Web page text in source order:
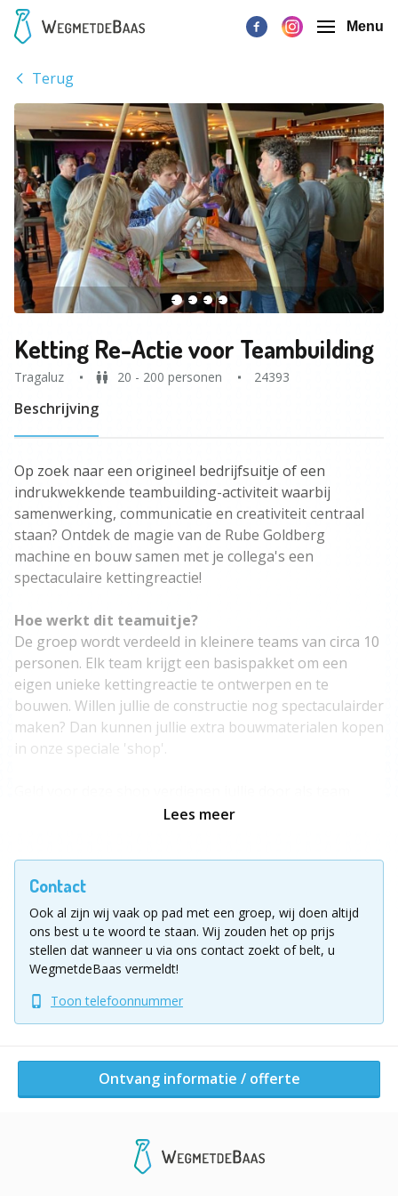
Menu
Terug
Ketting Re-Actie voor Teambuilding
Tragaluz 20 - 200 personen 24393
Beschrijving
Op zoek naar een origineel bedrijfsuitje of een
indrukwekkende teambuilding-activiteit waarbij
samenwerking, communicatie en creativiteit centraal
staan? Ontdek de magie van de Rube Goldberg
machine en bouw samen met je collega's een
spectaculaire kettingreactie!
Hoe werkt dit teamuitje?
De groep wordt verdeeld in kleinere teams van circa 10
personen. Elk team krijgt een basispakket om een
eigen unieke kettingreactie te ontwerpen en te
bouwen. Willen jullie de constructie nog spectaculairder
maken? Dan kunnen jullie extra bouwmaterialen kopen
in onze speciale 'shop'.
strategisch samen te werken bij diverse hilarische en
activiteiten biedt voor ieder wat wils:
Teambuilding & Actie:
Wereldbal
Creativiteit:Schilderen of een eigen Krant maken
Kennis & Puzzels:De Kennis Arena en Challenge
Three
Spel & Fun:
Pannenkoeken bakken, blikgooien en
In de eerste fase focust elk team zich op hun eigen
Rube Goldberg machine. Maar dan komt de echte
Lees meer
Contact
Ook al zijn wij vaak op pad met een groep, wij doen altijd
ons best u te woord te staan. Wij zouden het op prijs
stellen dat wanneer u via ons contact zoekt of belt, u
WegmetdeBaas vermeldt!
Toon telefoonnummer
Ontvang informatie / offerte